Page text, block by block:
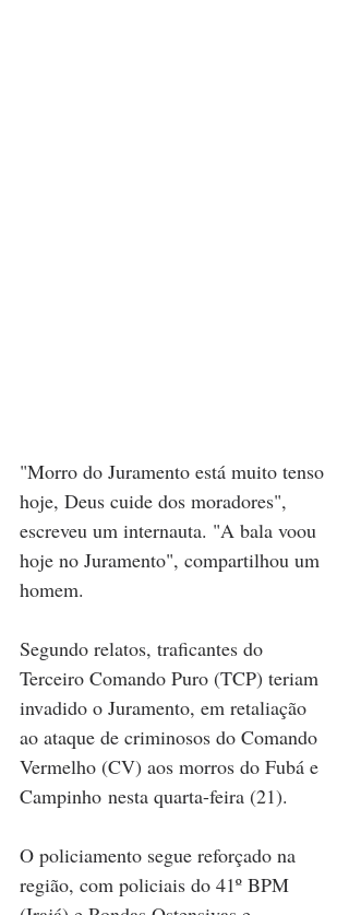
"Morro do Juramento está muito tenso
hoje, Deus cuide dos moradores",
escreveu um internauta. "A bala voou
hoje no Juramento", compartilhou um
homem.
Segundo relatos, traficantes do
Terceiro Comando Puro (TCP) teriam
invadido o Juramento, em retaliação
ao ataque de criminosos do Comando
Vermelho (CV) aos morros do Fubá e
Campinho nesta quarta-feira (21).
O policiamento segue reforçado na
região, com policiais do 41º BPM